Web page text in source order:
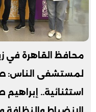
محافظ القاهرة في
لمستشفى الناس:
استثنائية..